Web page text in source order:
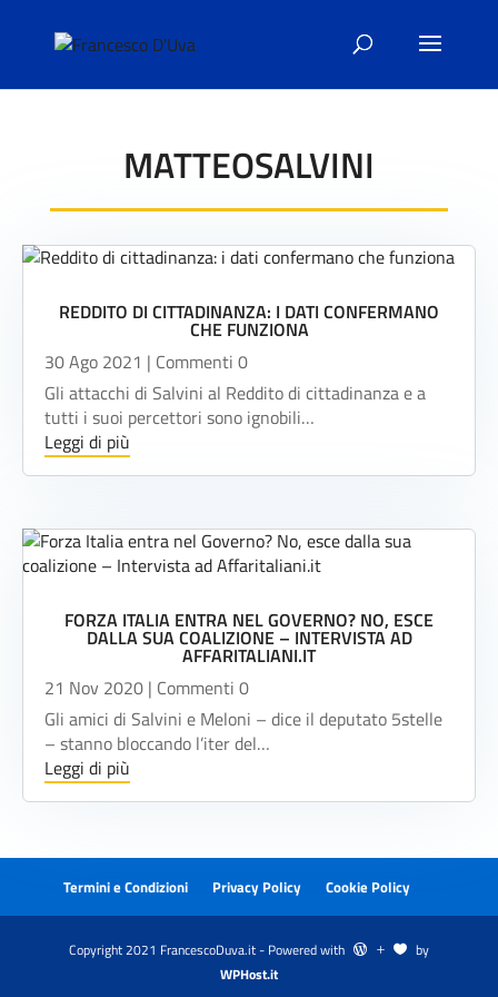
MATTEOSALVINI
REDDITO DI CITTADINANZA: I DATI CONFERMANO
CHE FUNZIONA
30 Ago 2021 | Commenti 0
Gli attacchi di Salvini al Reddito di cittadinanza e a
tutti i suoi percettori sono ignobili…
Leggi di più
FORZA ITALIA ENTRA NEL GOVERNO? NO, ESCE
DALLA SUA COALIZIONE – INTERVISTA AD
AFFARITALIANI.IT
21 Nov 2020 | Commenti 0
Gli amici di Salvini e Meloni – dice il deputato 5stelle
– stanno bloccando l’iter del…
Leggi di più
Termini e Condizioni Privacy Policy Cookie Policy
Copyright 2021 FrancescoDuva.it - Powered with  L 
by
WPHost.it